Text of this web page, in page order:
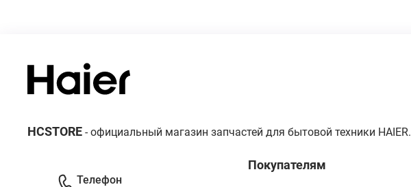
HCSTORE - официальный магазин запчастей для бытовой техники HAIER.
Покупателям
Телефон